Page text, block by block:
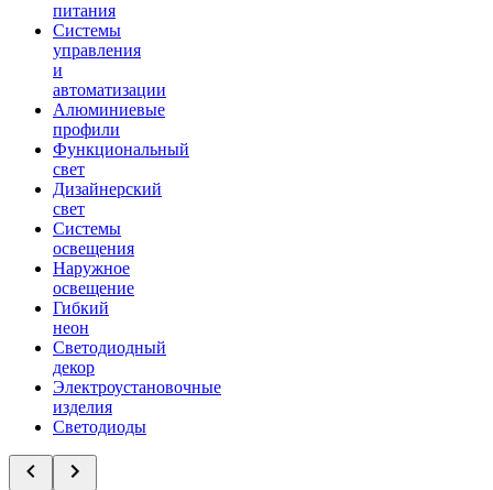
питания
Системы
управления
и
автоматизации
Алюминиевые
профили
Функциональный
свет
Дизайнерский
свет
Системы
освещения
Наружное
освещение
Гибкий
неон
Светодиодный
декор
Электроустановочные
изделия
Светодиоды